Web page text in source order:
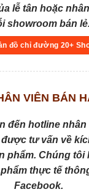
lễ tân hoặc
showroom bán lẻ.
đồ chỉ đường 20+
VIÊN BÁN
đến hotline
tư vấn về
phẩm. Chúng tôi
thực tế
Facebook.